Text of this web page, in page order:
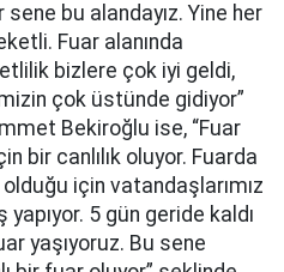
sene bu alandayız. Yine her
Fuar alanında
bizlere çok iyi geldi,
çok üstünde gidiyor”
Bekiroğlu ise, “Fuar
bir canlılık oluyor. Fuarda
için vatandaşlarımız
5 gün geride kaldı
yaşıyoruz. Bu sene